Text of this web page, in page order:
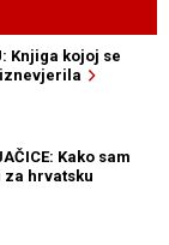
Knjiga kojoj se
Kako sam
hrvatsku